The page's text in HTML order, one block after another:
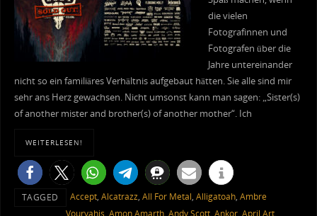
die vielen
Fotografinnen und
Fotografen über die
Jahre untereinander
nicht so ein familiäres Verhältnis aufgebaut hätten. Sie alle sind mir
sehr ans Herz gewachsen. Nicht umsonst kann man sagen: „Sister(s)
of another mister and brother(s) of another mother“. Ich
WEITERLESEN!
TAGGED Accept, Alcatrazz, All For Metal, Alligatoah, Ambre